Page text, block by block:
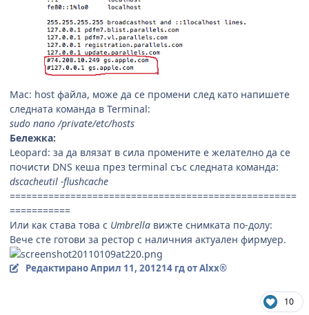
Mac: host файла, може да се промени след като напишете
следнатa команда в Terminal:
sudo nano /private/etc/hosts
Бележка:
Leopard: за да влязат в сила промените е желателно да се
почисти DNS кеша през terminal със следната команда:
dscacheutil -flushcache
====================================================
===========
Или как става това с Umbrella вижте снимката по-долу:
Вече сте готови за рестор с наличния актуален фирмуер.
РедактираноАприл 11, 201214 гдот Alxx®
10